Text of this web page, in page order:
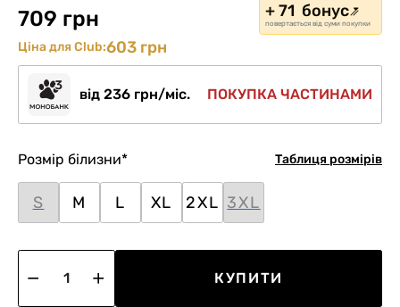
709 грн + 71 бонус
повертається від суми покупки
Ціна для Club:603 грн
від 236 грн/міс. ПОКУПКА ЧАСТИНАМИ
Таблиця розмірів
Розмір білизни*
S M L XL 2XL 3XL
КУПИТИ